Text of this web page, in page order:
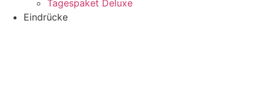
Tagespaket Deluxe
Eindrücke